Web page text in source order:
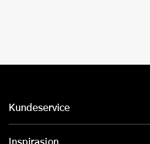
Kundeservice